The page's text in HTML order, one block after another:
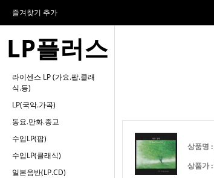
즐겨찾기 추가
LP플러스
라이센스 LP (가요.팝.클래
식.등)
LP(국악.가곡)
동요.만화.종교
수입LP(팝)
수입LP(클래식)
일본음반(LP.CD)
상품명 :
상품가 :